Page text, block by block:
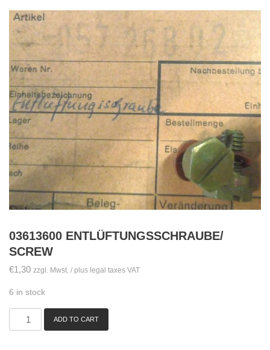
03613600 ENTLÜFTUNGSSCHRAUBE/
SCREW
€1,30 zzgl. Mwst. / plus legal taxes VAT
6 in stock
03613600
ADD TO CART